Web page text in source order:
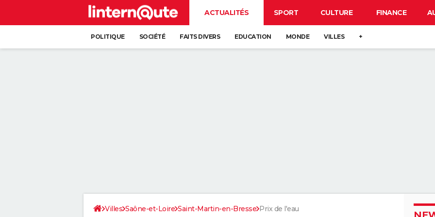
ACTUALITÉS SPORT CULTURE FINANCE
POLITIQUE SOCIÉTÉ FAITS DIVERS EDUCATION MONDE VILLES +
Villes Saône-et-Loire Saint-Martin-en-Bresse Prix de l'eau